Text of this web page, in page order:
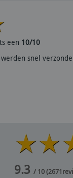
een 10/10
snel
9.3/ 10(2671